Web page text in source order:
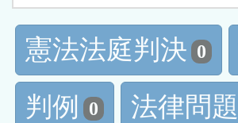
憲法法庭判決 0
判例
0 法律問題